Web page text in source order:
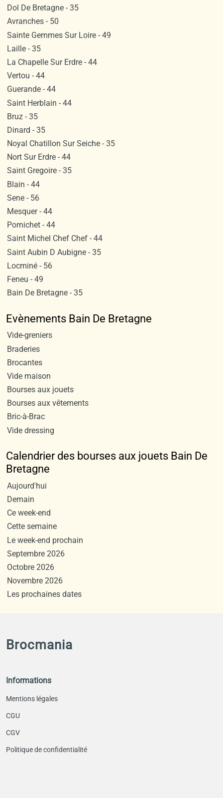
Dol De Bretagne - 35
Avranches - 50
Sainte Gemmes Sur Loire - 49
Laille - 35
La Chapelle Sur Erdre - 44
Vertou - 44
Guerande - 44
Saint Herblain - 44
Bruz - 35
Dinard - 35
Noyal Chatillon Sur Seiche - 35
Nort Sur Erdre - 44
Saint Gregoire - 35
Blain - 44
Sene - 56
Mesquer - 44
Pornichet - 44
Saint Michel Chef Chef - 44
Saint Aubin D Aubigne - 35
Locminé - 56
Feneu - 49
Bain De Bretagne - 35
Evènements Bain De Bretagne
Vide-greniers
Braderies
Brocantes
Vide maison
Bourses aux jouets
Bourses aux vêtements
Bric-à-Brac
Vide dressing
Calendrier des bourses aux jouets Bain De
Bretagne
Aujourd'hui
Demain
Ce week-end
Cette semaine
Le week-end prochain
Septembre 2026
Octobre 2026
Novembre 2026
Les prochaines dates
Brocmania
Informations
Mentions légales
CGU
CGV
Politique de confidentialité